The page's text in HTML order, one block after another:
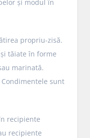
și modul în
propriu-zisă.
tăiate în forme
marinată.
sunt
recipiente
recipiente